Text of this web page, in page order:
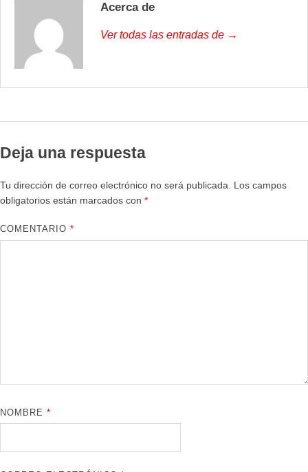
Acerca de
Ver todas las entradas de →
Deja una respuesta
Tu dirección de correo electrónico no será publicada.
Los campos
obligatorios están marcados con *
COMENTARIO*
NOMBRE*